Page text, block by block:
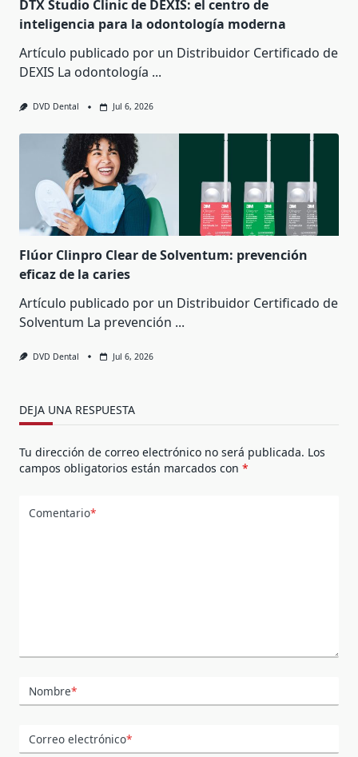
DTX Studio Clinic de DEXIS: el centro de
inteligencia para la odontología moderna
Artículo publicado por un Distribuidor Certificado de
DEXIS La odontología ...
DVD Dental Jul 6, 2026
Flúor Clinpro Clear de Solventum: prevención
eficaz de la caries
Artículo publicado por un Distribuidor Certificado de
Solventum La prevención ...
DVD Dental Jul 6, 2026
DEJA UNA RESPUESTA
Tu dirección de correo electrónico no será publicada. Los
campos obligatorios están marcados con *
Comentario*
Nombre*
Correo electrónico*